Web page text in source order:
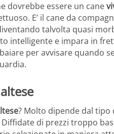
dovrebbe essere un cane
E’ il cane da
talvolta quasi
intelligente e impara in
per avvisare quando
? Molto dipende dal tipo
Diffidate di prezzi troppo